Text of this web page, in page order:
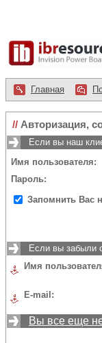
Главная
// Авторизация,
Если вы наш
Имя пользователя:
Пароль:
Запомнить Вас
Если вы забыли
Имя
E-mail:
Вы все еще